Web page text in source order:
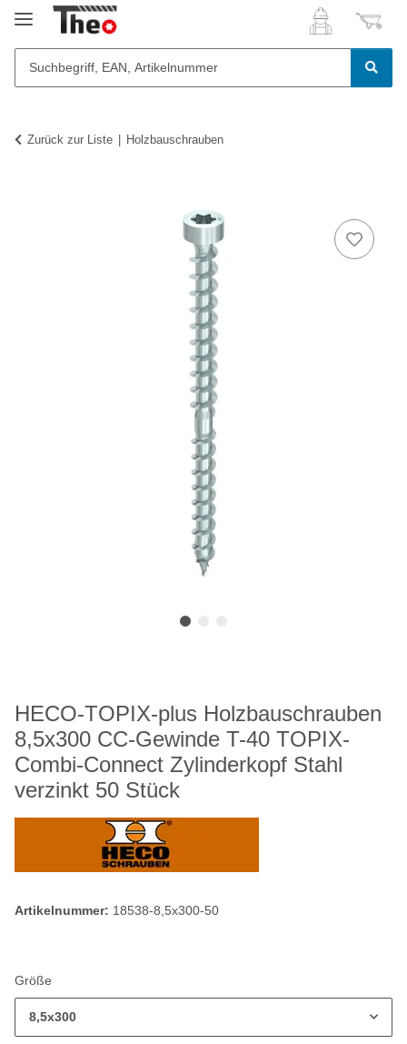
Zurück zur Liste Holzbauschrauben
HECO-TOPIX-plus Holzbauschrauben
8,5x300 CC-Gewinde T-40 TOPIX-
Combi-Connect Zylinderkopf Stahl
verzinkt 50 Stück
Artikelnummer: 18538-8,5x300-50
Größe
8,5x300